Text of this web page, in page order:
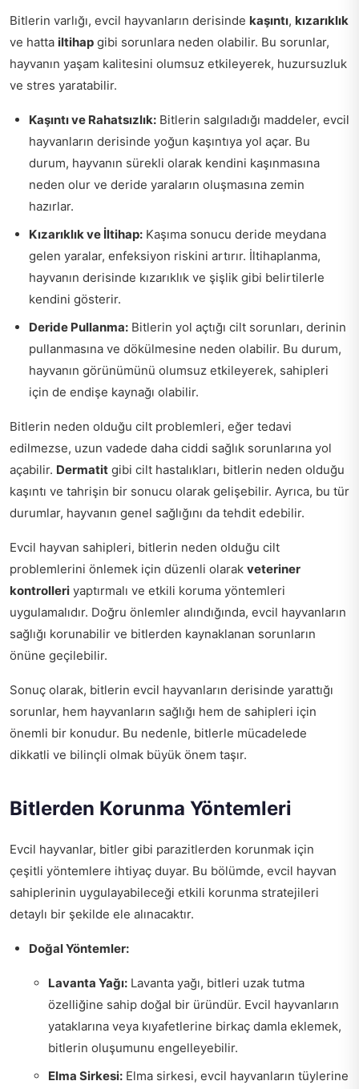
Bitlerin varlığı, evcil hayvanların derisinde kaşıntı, kızarıklık
ve hatta iltihap gibi sorunlara neden olabilir. Bu sorunlar,
hayvanın yaşam kalitesini olumsuz etkileyerek, huzursuzluk
ve stres yaratabilir.
Kaşıntı ve Rahatsızlık: Bitlerin salgıladığı maddeler, evcil
hayvanların derisinde yoğun kaşıntıya yol açar. Bu
durum, hayvanın sürekli olarak kendini kaşınmasına
neden olur ve deride yaraların oluşmasına zemin
hazırlar.
Kızarıklık ve İltihap: Kaşıma sonucu deride meydana
gelen yaralar, enfeksiyon riskini artırır. İltihaplanma,
hayvanın derisinde kızarıklık ve şişlik gibi belirtilerle
kendini gösterir.
Deride Pullanma: Bitlerin yol açtığı cilt sorunları, derinin
pullanmasına ve dökülmesine neden olabilir. Bu durum,
hayvanın görünümünü olumsuz etkileyerek, sahipleri
için de endişe kaynağı olabilir.
Bitlerin neden olduğu cilt problemleri, eğer tedavi
edilmezse, uzun vadede daha ciddi sağlık sorunlarına yol
açabilir. Dermatit gibi cilt hastalıkları, bitlerin neden olduğu
kaşıntı ve tahrişin bir sonucu olarak gelişebilir. Ayrıca, bu tür
durumlar, hayvanın genel sağlığını da tehdit edebilir.
Evcil hayvan sahipleri, bitlerin neden olduğu cilt
problemlerini önlemek için düzenli olarak veteriner
kontrolleri yaptırmalı ve etkili koruma yöntemleri
uygulamalıdır. Doğru önlemler alındığında, evcil hayvanların
sağlığı korunabilir ve bitlerden kaynaklanan sorunların
önüne geçilebilir.
Sonuç olarak, bitlerin evcil hayvanların derisinde yarattığı
sorunlar, hem hayvanların sağlığı hem de sahipleri için
önemli bir konudur. Bu nedenle, bitlerle mücadelede
dikkatli ve bilinçli olmak büyük önem taşır.
Bitlerden Korunma Yöntemleri
Evcil hayvanlar, bitler gibi parazitlerden korunmak için
çeşitli yöntemlere ihtiyaç duyar. Bu bölümde, evcil hayvan
sahiplerinin uygulayabileceği etkili korunma stratejileri
detaylı bir şekilde ele alınacaktır.
Doğal Yöntemler:
Lavanta Yağı: Lavanta yağı, bitleri uzak tutma
özelliğine sahip doğal bir üründür. Evcil hayvanların
yataklarına veya kıyafetlerine birkaç damla eklemek,
bitlerin oluşumunu engelleyebilir.
Elma Sirkesi: Elma sirkesi, evcil hayvanların tüylerine